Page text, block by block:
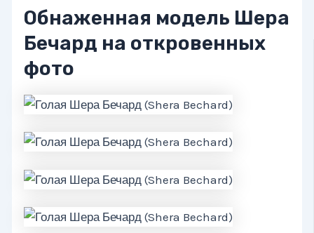
Обнаженная модель Шера
Бечард на откровенных
фото